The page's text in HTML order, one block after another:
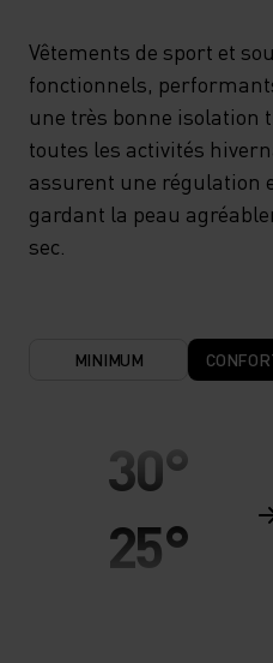
Vêtements de sport et
fonctionnels,
une très bonne isolation
toutes les activités
assurent une régulation
gardant la peau
sec.
MINIMUM
30°
25°